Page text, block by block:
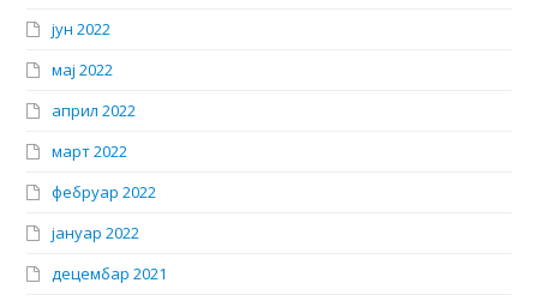
јун 2022
мај 2022
април 2022
март 2022
фебруар 2022
јануар 2022
децембар 2021